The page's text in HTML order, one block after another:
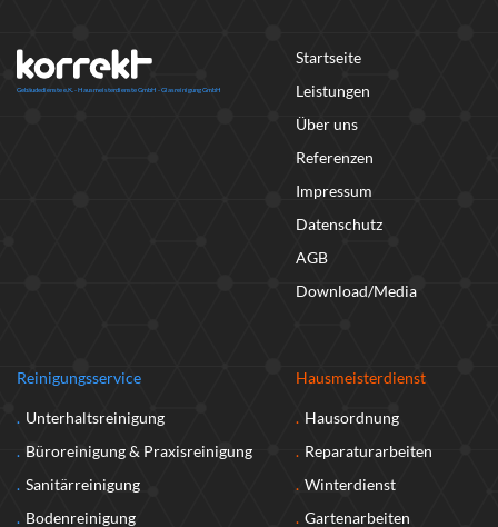
Startseite
Leistungen
Über uns
Referenzen
Impressum
Datenschutz
AGB
Download/Media
Reinigungsservice
Unterhaltsreinigung
Büroreinigung & Praxisreinigung
Sanitärreinigung
Bodenreinigung
Hausmeisterdienst
Hausordnung
Reparaturarbeiten
Winterdienst
Gartenarbeiten